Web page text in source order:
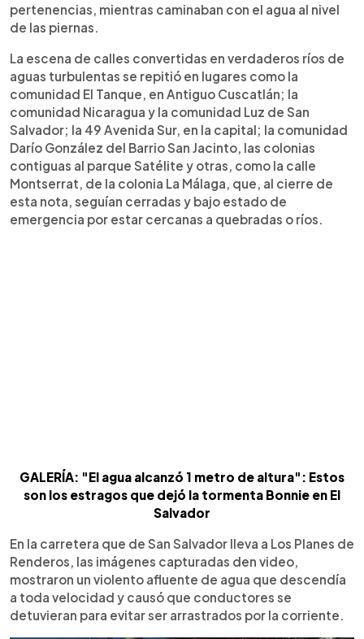
pertenencias, mientras caminaban con el agua al nivel
de las piernas.
La escena de calles convertidas en verdaderos ríos de
aguas turbulentas se repitió en lugares como la
comunidad El Tanque, en Antiguo Cuscatlán; la
comunidad Nicaragua y la comunidad Luz de San
Salvador; la 49 Avenida Sur, en la capital; la comunidad
Darío González del Barrio San Jacinto, las colonias
contiguas al parque Satélite y otras, como la calle
Montserrat, de la colonia La Málaga, que, al cierre de
esta nota, seguían cerradas y bajo estado de
emergencia por estar cercanas a quebradas o ríos.
GALERÍA: "El agua alcanzó 1 metro de altura": Estos
son los estragos que dejó la tormenta Bonnie en El
Salvador
En la carretera que de San Salvador lleva a Los Planes de
Renderos, las imágenes capturadas den video,
mostraron un violento afluente de agua que descendía
a toda velocidad y causó que conductores se
detuvieran para evitar ser arrastrados por la corriente.